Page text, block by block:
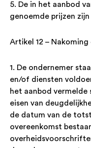
5. De in het aanbod
genoemde prijzen
Artikel 12 –
1. De ondernemer
en/of diensten
het aanbod
eisen van
de datum van de
overeenkomst